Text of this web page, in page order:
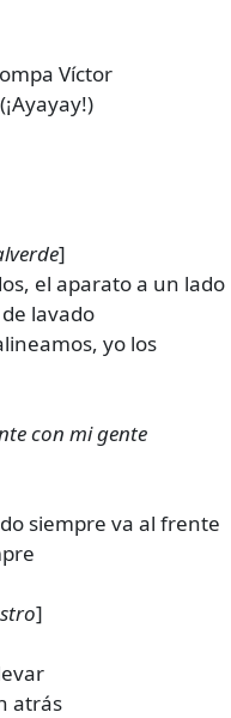
Víctor
(¡Ayayay!)
]
el aparato a un lado
lavado
yo los
con mi gente
siempre va al frente
]
atrás